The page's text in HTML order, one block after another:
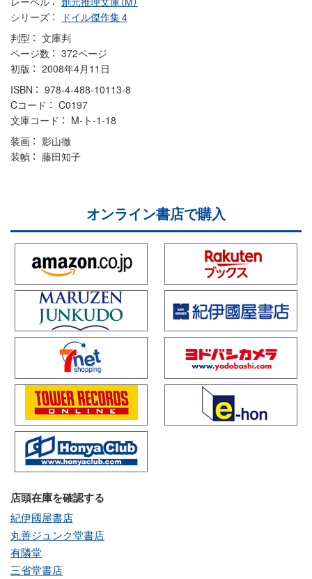
シリーズ
ドイル傑作集 4
判型
文庫判
ページ数
372ページ
初版
2008年4月11日
ISBN
978-4-488-10113-8
Cコード
C0197
文庫コード
M-ト-1-18
装画
影山徹
装幀
藤田知子
オンライン書店で購入
店頭在庫を確認する
紀伊國屋書店
丸善ジュンク堂書店
有隣堂
三省堂書店